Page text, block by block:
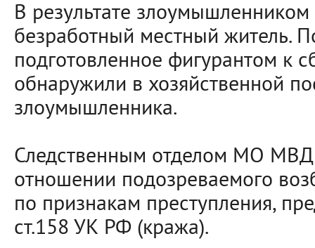
В результате
безработный местный житель.
подготовленное фигурантом к
обнаружили в хозяйственной
злоумышленника.
Следственным отделом МО
отношении подозреваемого
по признакам преступления,
ст.158 УК РФ (кража).